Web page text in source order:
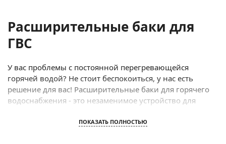
Расширительные баки для
ГВС
У вас проблемы с постоянной перегревающейся
горячей водой? Не стоит беспокоиться, у нас есть
решение для вас! Расширительные баки для горячего
водоснабжения - это незаменимое устройство для
Наши расширительные баки разработаны с учетом
ПОКАЗАТЬ ПОЛНОСТЬЮ